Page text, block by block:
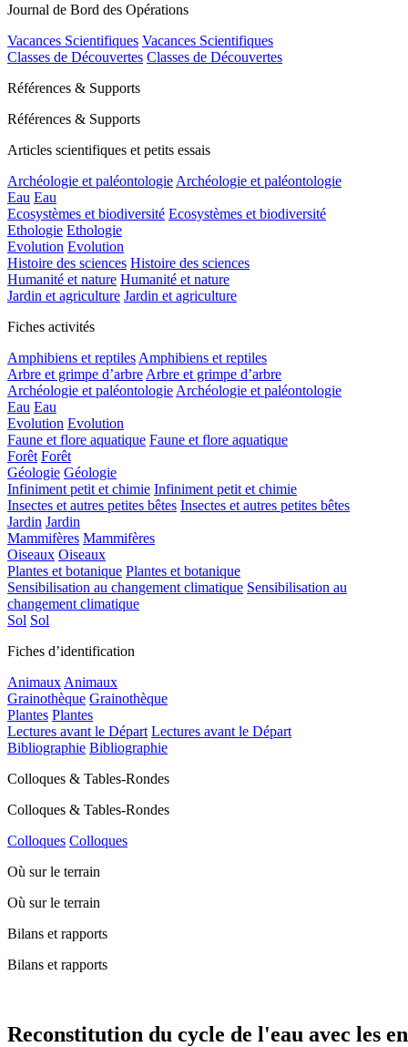
Journal de Bord des Opérations
Vacances Scientifiques Vacances Scientifiques
Classes de Découvertes Classes de Découvertes
Références & Supports
Références & Supports
Articles scientifiques et petits essais
Archéologie et paléontologie Archéologie et paléontologie
Eau Eau
Ecosystèmes et biodiversité Ecosystèmes et biodiversité
Ethologie Ethologie
Evolution Evolution
Histoire des sciences Histoire des sciences
Humanité et nature Humanité et nature
Jardin et agriculture Jardin et agriculture
Fiches activités
Amphibiens et reptiles Amphibiens et reptiles
Arbre et grimpe d’arbre Arbre et grimpe d’arbre
Archéologie et paléontologie Archéologie et paléontologie
Eau Eau
Evolution Evolution
Faune et flore aquatique Faune et flore aquatique
Forêt Forêt
Géologie Géologie
Infiniment petit et chimie Infiniment petit et chimie
Insectes et autres petites bêtes Insectes et autres petites bêtes
Jardin Jardin
Mammifères Mammifères
Oiseaux Oiseaux
Plantes et botanique Plantes et botanique
Sensibilisation au changement climatique Sensibilisation au
changement climatique
Sol Sol
Fiches d’identification
Animaux Animaux
Grainothèque Grainothèque
Plantes Plantes
Lectures avant le Départ Lectures avant le Départ
Bibliographie Bibliographie
Colloques & Tables-Rondes
Colloques & Tables-Rondes
Colloques Colloques
Où sur le terrain
Où sur le terrain
Bilans et rapports
Bilans et rapports
Reconstitution du cycle de l'eau avec les